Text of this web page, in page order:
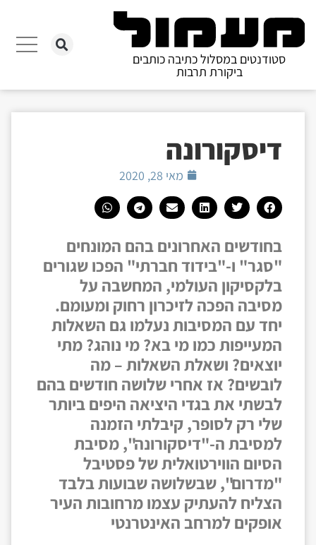
סטודנטים במסלול כתיבה כותבים
ביקורת תרבות
דיסקורונה
מאי 28, 2020
בחודשים האחרונים בהם המונחים
"סגר" ו-"בידוד חברתי" הפכו שגורים
בלקסיקון העולמי, המחשבה על
מסיבה הפכה לזיכרון רחוק ומעומם.
יחד עם המסיבות נעלמו גם השאלות
המעייפות כמו מי בא? מי נוהג? מתי
יוצאים? ושאלת השאלות – מה
לובשים? אז אחרי שלושה חודשים בהם
לבשתי את בגדי היציאה היפים ביותר
שלי רק לסופר, קיבלתי הזמנה
למסיבת ה-"דיסקורונה", מסיבת
הסיום הווירטואלית של פסטיבל
"מדרום", שבשלושה שבועות בלבד
הצליח להעתיק עצמו מרחובות העיר
אופקים למרחב האינטרנטי